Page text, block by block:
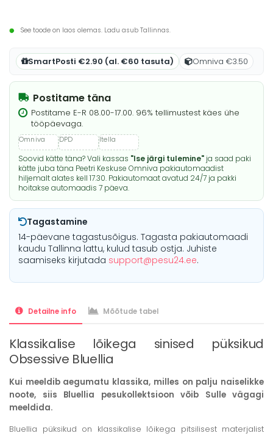
See toode on laos olemas. Ladu asub Tallinnas.
SmartPosti €2.90 (al. €60 tasuta) Omniva €3.50
Postitame täna
Postitame E-R 08.00-17.00. 96% tellimustest käes ühe
tööpäevaga.
Soovid kätte täna? Vali kassas "Ise järgi tulemine" ja saad paki
kätte juba täna Peetri Keskuse Omniva pakiautomaadist
hiljemalt alates kell 17.30. Pakiautomaat avatud 24/7 ja pakki
hoitakse automaadis 7 päeva.
Tagastamine
14-päevane tagastusõigus. Tagasta pakiautomaadi
kaudu Tallinna lattu, kulud tasub ostja. Juhiste
saamiseks kirjutada support@pesu24.ee.
Detailne info Mõõtude tabel
Klassikalise lõikega sinised püksikud
Obsessive Bluellia
Kui meeldib aegumatu klassika, milles on palju naiselikke
noote, siis Bluellia pesukollektsioon võib Sulle vägagi
meeldida.
Bluellia püksikud on klassikalise lõikega pitsilisest materjalist